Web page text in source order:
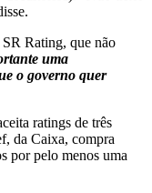
Rating, que não
uma
o governo quer
ratings de três
da Caixa, compra
por pelo menos uma